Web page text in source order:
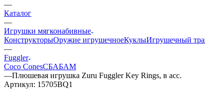
—
Каталог
—
Игрушки мягконабивные
КонструкторыОружие игрушечноеКуклыИгрушечный
—
Fuggler
Coco ConesСБАБАМ
—Плюшевая игрушка Zuru Fuggler Key Rings, в асс.
Артикул: 15705BQ1